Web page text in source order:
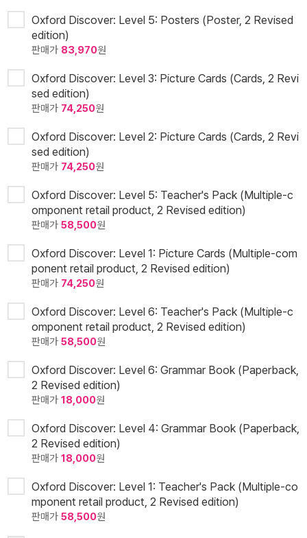
Oxford Discover: Level 5: Posters (Poster, 2 Revised
edition)
판매가 83,970원
Oxford Discover: Level 3: Picture Cards (Cards, 2 Revi
sed edition)
판매가 74,250원
Oxford Discover: Level 2: Picture Cards (Cards, 2 Revi
sed edition)
판매가 74,250원
Oxford Discover: Level 5: Teacher's Pack (Multiple-c
omponent retail product, 2 Revised edition)
판매가 58,500원
Oxford Discover: Level 1: Picture Cards (Multiple-com
ponent retail product, 2 Revised edition)
판매가 74,250원
Oxford Discover: Level 6: Teacher's Pack (Multiple-c
omponent retail product, 2 Revised edition)
판매가 58,500원
Oxford Discover: Level 6: Grammar Book (Paperback,
2 Revised edition)
판매가 18,000원
Oxford Discover: Level 4: Grammar Book (Paperback,
2 Revised edition)
판매가 18,000원
Oxford Discover: Level 1: Teacher's Pack (Multiple-co
mponent retail product, 2 Revised edition)
판매가 58,500원